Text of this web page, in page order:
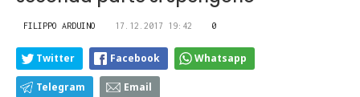
FILIPPO ARDUINO 17.12.2017 19:42 0
Twitter Facebook Whatsapp
Telegram Email